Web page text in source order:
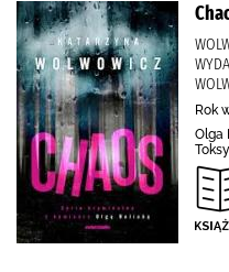
Rok
Olga